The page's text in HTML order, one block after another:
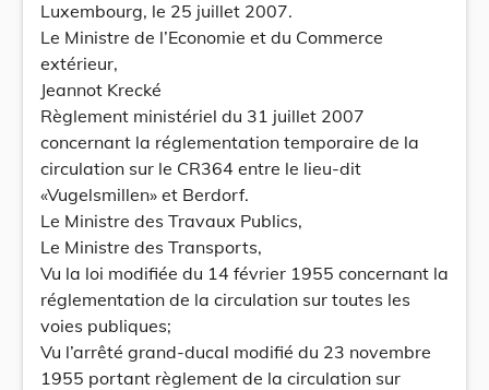
Luxembourg, le 25 juillet 2007.
Le Ministre de l’Economie et du Commerce
extérieur,
Jeannot Krecké
Règlement ministériel du 31 juillet 2007
concernant la réglementation temporaire de la
circulation sur le CR364 entre le lieu-dit
«Vugelsmillen» et Berdorf.
Le Ministre des Travaux Publics,
Le Ministre des Transports,
Vu la loi modifiée du 14 février 1955 concernant la
réglementation de la circulation sur toutes les
voies publiques;
Vu l’arrêté grand-ducal modifié du 23 novembre
1955 portant règlement de la circulation sur